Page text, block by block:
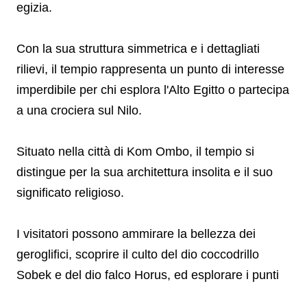
egizia.
Con la sua struttura simmetrica e i dettagliati
rilievi, il tempio rappresenta un punto di interesse
imperdibile per chi esplora l'Alto Egitto o partecipa
a una crociera sul Nilo.
Situato nella città di Kom Ombo, il tempio si
distingue per la sua architettura insolita e il suo
significato religioso.
I visitatori possono ammirare la bellezza dei
geroglifici, scoprire il culto del dio coccodrillo
Sobek e del dio falco Horus, ed esplorare i punti